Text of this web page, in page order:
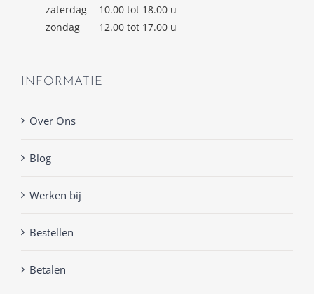
zaterdag
10.00 tot 18.00 u
zondag
12.00 tot 17.00 u
INFORMATIE
Over Ons
Blog
Werken bij
Bestellen
Betalen